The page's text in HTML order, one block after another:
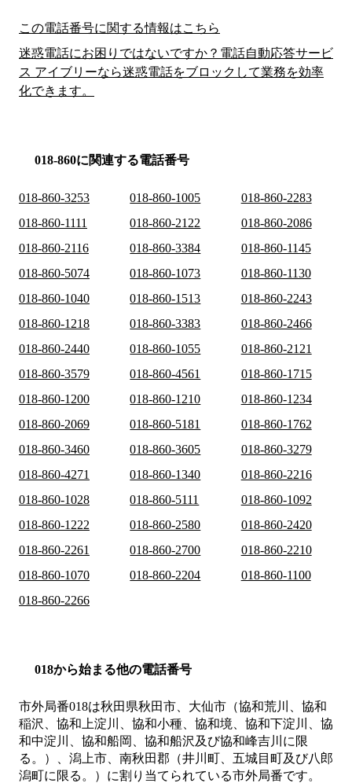
この電話番号に関する情報はこちら
迷惑電話にお困りではないですか？電話自動応答サービ
ス アイブリーなら迷惑電話をブロックして業務を効率
化できます。
018-860に関連する電話番号
018-860-3253 018-860-1005
018-860-2283
018-860-1111
018-860-2122
018-860-2086
018-860-2116
018-860-3384
018-860-1145
018-860-5074
018-860-1073
018-860-1130
018-860-1040
018-860-1513
018-860-2243
018-860-1218
018-860-3383
018-860-2466
018-860-2440
018-860-1055
018-860-2121
018-860-3579
018-860-4561
018-860-1715
018-860-1200
018-860-1210
018-860-1234
018-860-2069
018-860-5181
018-860-1762
018-860-3460
018-860-3605
018-860-3279
018-860-4271
018-860-1340
018-860-2216
018-860-1028
018-860-5111
018-860-1092
018-860-1222
018-860-2580
018-860-2420
018-860-2261
018-860-2700
018-860-2210
018-860-1070
018-860-2204
018-860-1100
018-860-2266
018から始まる他の電話番号
市外局番018は秋田県秋田市、大仙市（協和荒川、協和
稲沢、協和上淀川、協和小種、協和境、協和下淀川、協
和中淀川、協和船岡、協和船沢及び協和峰吉川に限
る。）、潟上市、南秋田郡（井川町、五城目町及び八郎
潟町に限る。） に割り当てられている市外局番です。